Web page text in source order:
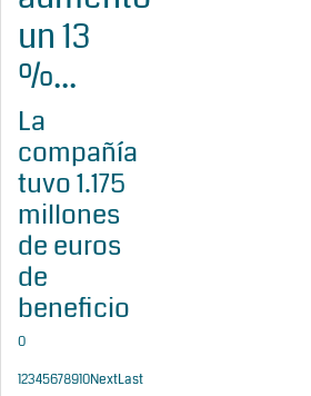
un 13
%...
La
compañía
tuvo 1.175
millones
de euros
de
beneficio
0
12345678910NextLast